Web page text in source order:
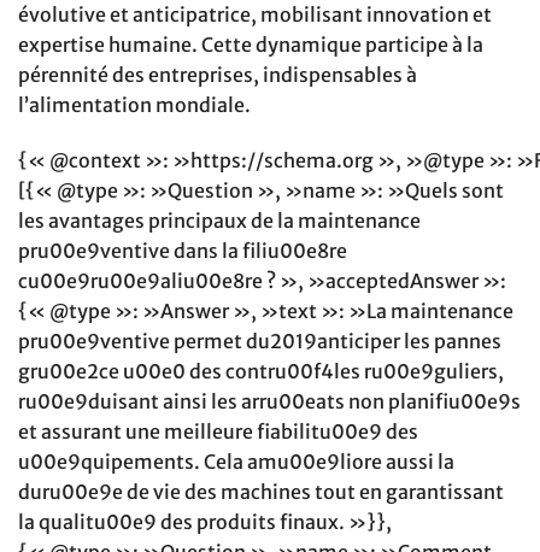
évolutive et anticipatrice, mobilisant innovation et
expertise humaine. Cette dynamique participe à la
pérennité des entreprises, indispensables à
l’alimentation mondiale.
{« @context »: »https://schema.org », »@type »:
[{« @type »: »Question », »name »: »Quels sont
les avantages principaux de la maintenance
pru00e9ventive dans la filiu00e8re
cu00e9ru00e9aliu00e8re ? », »acceptedAnswer »:
{« @type »: »Answer », »text »: »La maintenance
pru00e9ventive permet du2019anticiper les pannes
gru00e2ce u00e0 des contru00f4les ru00e9guliers,
ru00e9duisant ainsi les arru00eats non planifiu00e9s
et assurant une meilleure fiabilitu00e9 des
u00e9quipements. Cela amu00e9liore aussi la
duru00e9e de vie des machines tout en garantissant
la qualitu00e9 des produits finaux. »}},